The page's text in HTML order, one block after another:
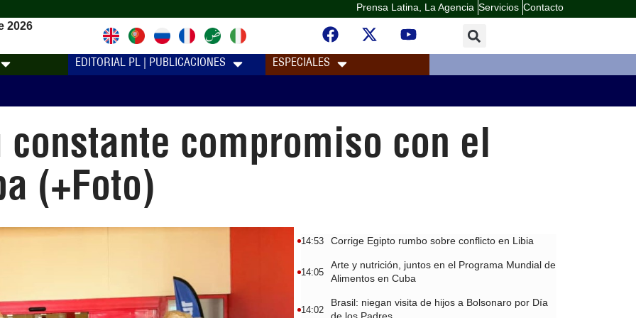
Prensa Latina, La Agencia Servicios Contacto
2026
EDITORIAL PL | PUBLICACIONES ESPECIALES
constante compromiso con el
(+Foto)
14:53 Corrige Egipto rumbo sobre conflicto en Libia
14:05
Arte y nutrición, juntos en el Programa Mundial de
Alimentos en Cuba
14:02
Brasil: niegan visita de hijos a Bolsonaro por Día